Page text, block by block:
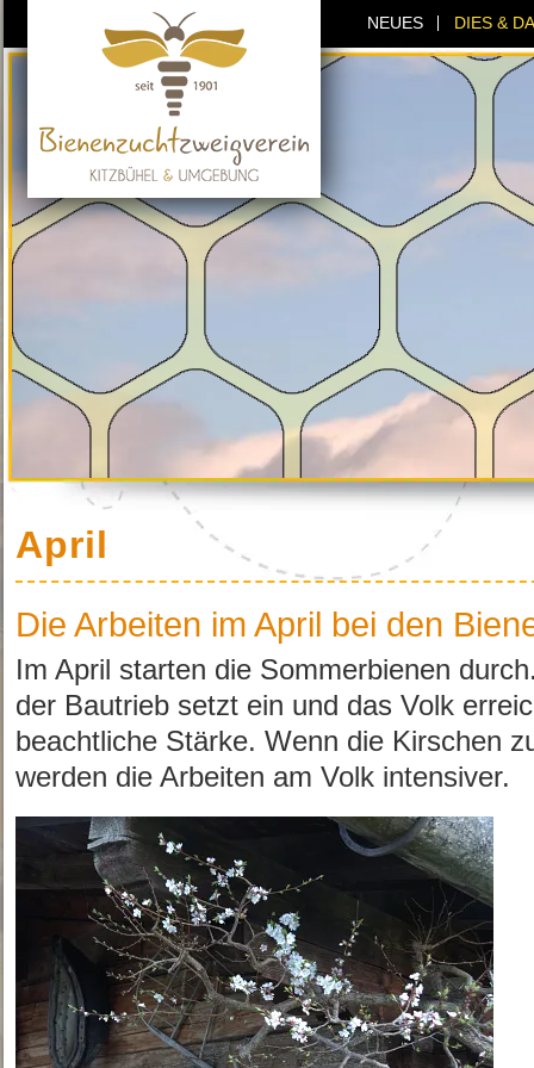
NEUES DIES &
April
Die Arbeiten im April bei den
Im April starten die Sommerbienen
der Bautrieb setzt ein und das Volk
beachtliche Stärke. Wenn die Kirschen
werden die Arbeiten am Volk intensiver.